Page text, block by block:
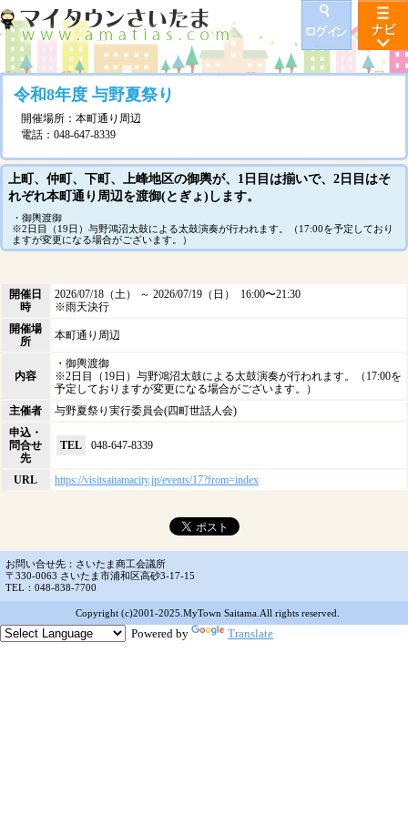
令和8年度 与野夏祭り
開催場所：本町通り周辺
電話：048-647-8339
上町、仲町、下町、上峰地区の御輿が、1日目は揃いで、2日目はそ
れぞれ本町通り周辺を渡御(とぎょ)します。
・御輿渡御
※2日目（19日）与野鴻沼太鼓による太鼓演奏が行われます。（17:00を予定しており
ますが変更になる場合がございます。）
開催日
時
2026/07/18（土） ～ 2026/07/19（日） 16:00〜21:30
※雨天決行
開催場
所
本町通り周辺
内容
・御輿渡御
※2日目（19日）与野鴻沼太鼓による太鼓演奏が行われます。（17:00を
予定しておりますが変更になる場合がございます。）
主催者
与野夏祭り実行委員会(四町世話人会)
申込・
問合せ
先
TEL 048-647-8339
URL https://visitsaitamacity.jp/events/17?from=index
お問い合せ先：さいたま商工会議所
〒330-0063 さいたま市浦和区高砂3-17-15
TEL：048-838-7700
Copyright (c)2001-2025.MyTown Saitama.All rights reserved.
Powered by Translate